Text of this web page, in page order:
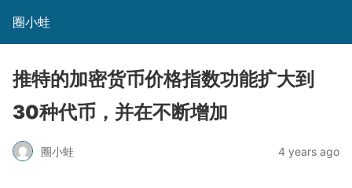
圈小蛙
推特的加密货币价格指数功能扩大到
30种代币，并在不断增加
圈小蛙 4 years ago